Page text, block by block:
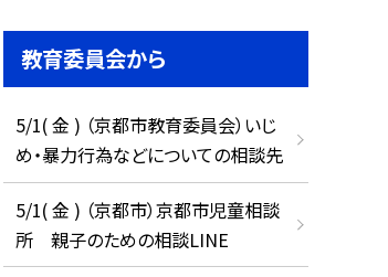
教育委員会から
5/1( 金 ) （京都市教育委員会）いじ
め・暴力行為などについての相談先
5/1( 金 ) （京都市）京都市児童相談
所 親子のための相談LINE